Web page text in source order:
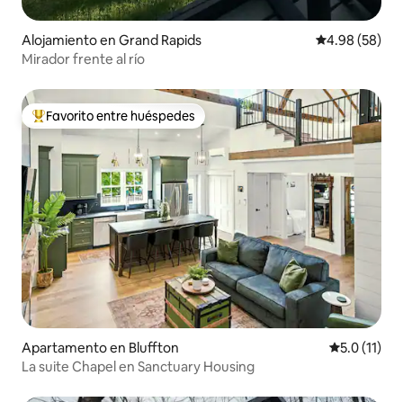
Alojamiento en Grand Rapids Calificación
4.98 (58)
Mirador frente al río
Favorito entre huéspedes preferido
Favorito entre huéspedes
Apartamento en Bluffton Calificación
5.0 (11)
La suite Chapel en Sanctuary Housing